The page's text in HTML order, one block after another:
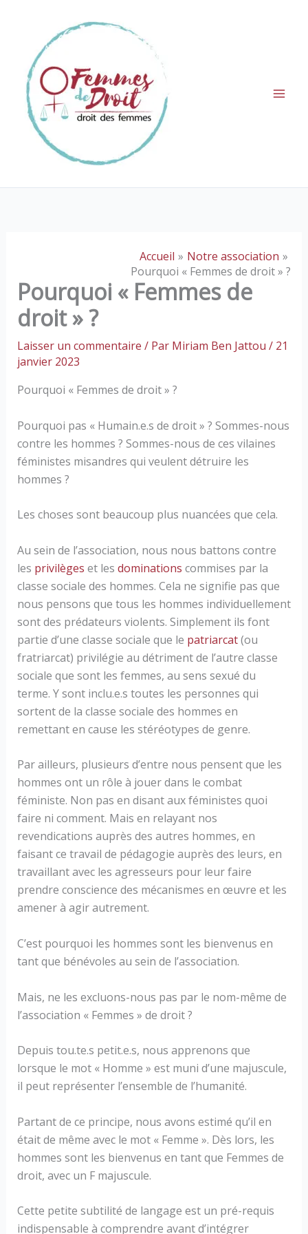
Accueil
Notre association
Pourquoi « Femmes de droit » ?
Pourquoi « Femmes de
droit » ?
Laisser un commentaire / Par Miriam Ben Jattou / 21
janvier 2023
Pourquoi « Femmes de droit » ?
Pourquoi pas « Humain.e.s de droit » ? Sommes-nous
contre les hommes ? Sommes-nous de ces vilaines
féministes misandres qui veulent détruire les
hommes ?
Les choses sont beaucoup plus nuancées que cela.
Au sein de l’association, nous nous battons contre
les privilèges et les dominations commises par la
classe sociale des hommes. Cela ne signifie pas que
nous pensons que tous les hommes individuellement
sont des prédateurs violents. Simplement ils font
partie d’une classe sociale que le patriarcat(ou
fratriarcat) privilégie au détriment de l’autre classe
sociale que sont les femmes, au sens sexué du
terme. Y sont inclu.e.s toutes les personnes qui
sortent de la classe sociale des hommes en
remettant en cause les stéréotypes de genre.
Par ailleurs, plusieurs d’entre nous pensent que les
hommes ont un rôle à jouer dans le combat
féministe. Non pas en disant aux féministes quoi
faire ni comment. Mais en relayant nos
revendications auprès des autres hommes, en
faisant ce travail de pédagogie auprès des leurs, en
travaillant avec les agresseurs pour leur faire
prendre conscience des mécanismes en œuvre et les
amener à agir autrement.
C’est pourquoi les hommes sont les bienvenus en
tant que bénévoles au sein de l’association.
Mais, ne les excluons-nous pas par le nom-même de
l’association « Femmes » de droit ?
Depuis tou.te.s petit.e.s, nous apprenons que
lorsque le mot « Homme » est muni d’une majuscule,
il peut représenter l’ensemble de l’humanité.
Partant de ce principe, nous avons estimé qu’il en
était de même avec le mot « Femme ». Dès lors, les
hommes sont les bienvenus en tant que Femmes de
droit, avec un F majuscule.
Cette petite subtilité de langage est un pré-requis
indispensable à comprendre avant d’intégrer